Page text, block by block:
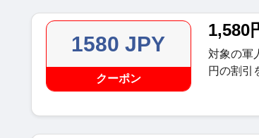
1580 JPY
クーポン
1,580
対象の軍
円の割引